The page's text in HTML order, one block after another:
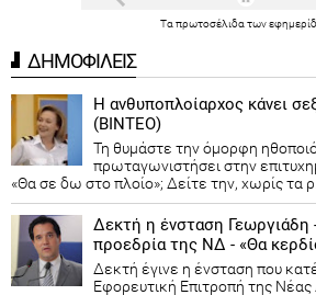
Ταπρωτοσέλιδατων
ΔΗΜΟΦΙΛΕΙΣ
Η ανθυποπλοίαρχος κάνει
(ΒΙΝΤΕΟ)
Τη θυμάστε την όμορφη
πρωταγωνιστήσει στην
«Θα σε δω στο πλοίο»; Δείτε την, χωρίς τα
Δεκτή η ένσταση Γεωργιάδη
προεδρία της ΝΔ - «Θα
Δεκτή έγινε η ένσταση που
Εφορευτική Επιτροπή της